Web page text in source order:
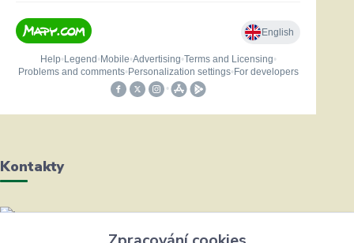
Kontakty
Helena Bayerová